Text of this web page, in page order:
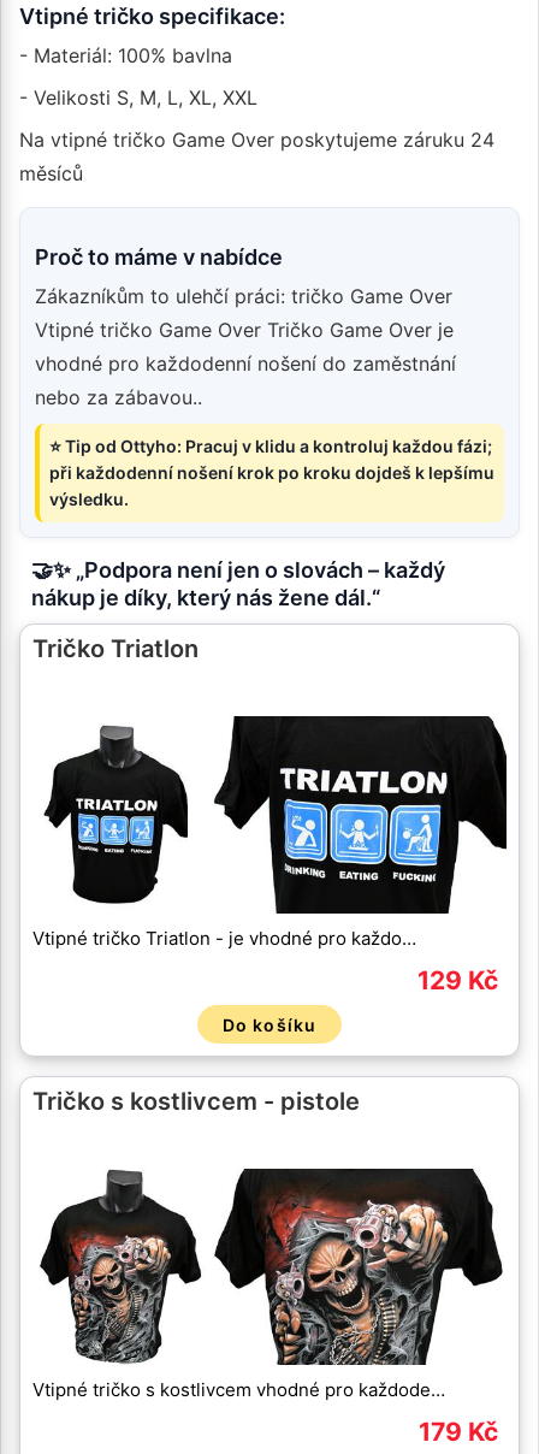
Vtipné tričko specifikace:
- Materiál: 100% bavlna
- Velikosti S, M, L, XL, XXL
Na vtipné tričko Game Over poskytujeme záruku 24
měsíců
Proč to máme v nabídce
Zákazníkům to ulehčí práci: tričko Game Over
Vtipné tričko Game Over Tričko Game Over je
vhodné pro každodenní nošení do zaměstnání
nebo za zábavou..
⭐ Tip od Ottyho: Pracuj v klidu a kontroluj každou fázi;
při každodenní nošení krok po kroku dojdeš k lepšímu
výsledku.
🤝✨ „Podpora není jen o slovách – každý
nákup je díky, který nás žene dál.“
Tričko Triatlon
Vtipné tričko Triatlon - je vhodné pro každo…
129 Kč
Do košíku
Tričko s kostlivcem - pistole
Vtipné tričko s kostlivcem vhodné pro každode…
179 Kč